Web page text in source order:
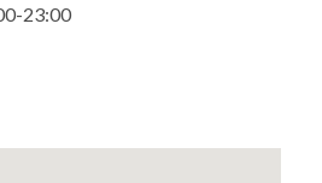
23:00